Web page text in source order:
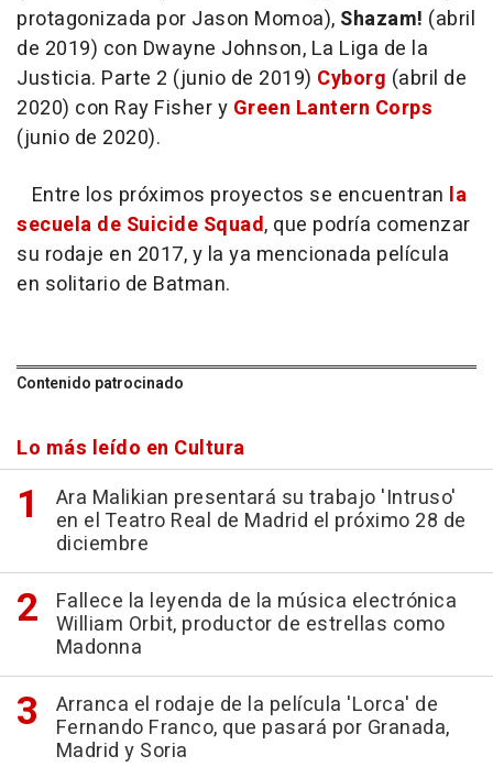
protagonizada por Jason Momoa), Shazam! (abril
de 2019) con Dwayne Johnson, La Liga de la
Justicia. Parte 2 (junio de 2019) Cyborg (abril de
2020) con Ray Fisher y Green Lantern Corps
(junio de 2020).
Entre los próximos proyectos se encuentran la
secuela de Suicide Squad, que podría comenzar
su rodaje en 2017, y la ya mencionada película
en solitario de Batman.
Contenido patrocinado
Lo más leído en Cultura
Ara Malikian presentará su trabajo 'Intruso'
en el Teatro Real de Madrid el próximo 28 de
diciembre
Fallece la leyenda de la música electrónica
William Orbit, productor de estrellas como
Madonna
Arranca el rodaje de la película 'Lorca' de
Fernando Franco, que pasará por Granada,
Madrid y Soria